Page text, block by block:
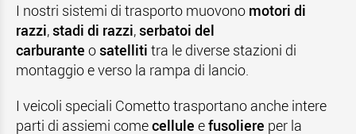
I nostri sistemi di trasporto muovono motori di
razzi,stadi di razzi,serbatoi del
carburante osatelliti tra le diverse stazioni di
montaggio e verso la rampa di lancio.
I veicoli speciali Cometto trasportano anche intere
parti di assiemi comecellule efusoliere per la